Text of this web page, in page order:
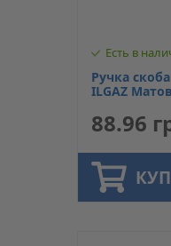
Есть в
Ручка
ILGAZ
88.96